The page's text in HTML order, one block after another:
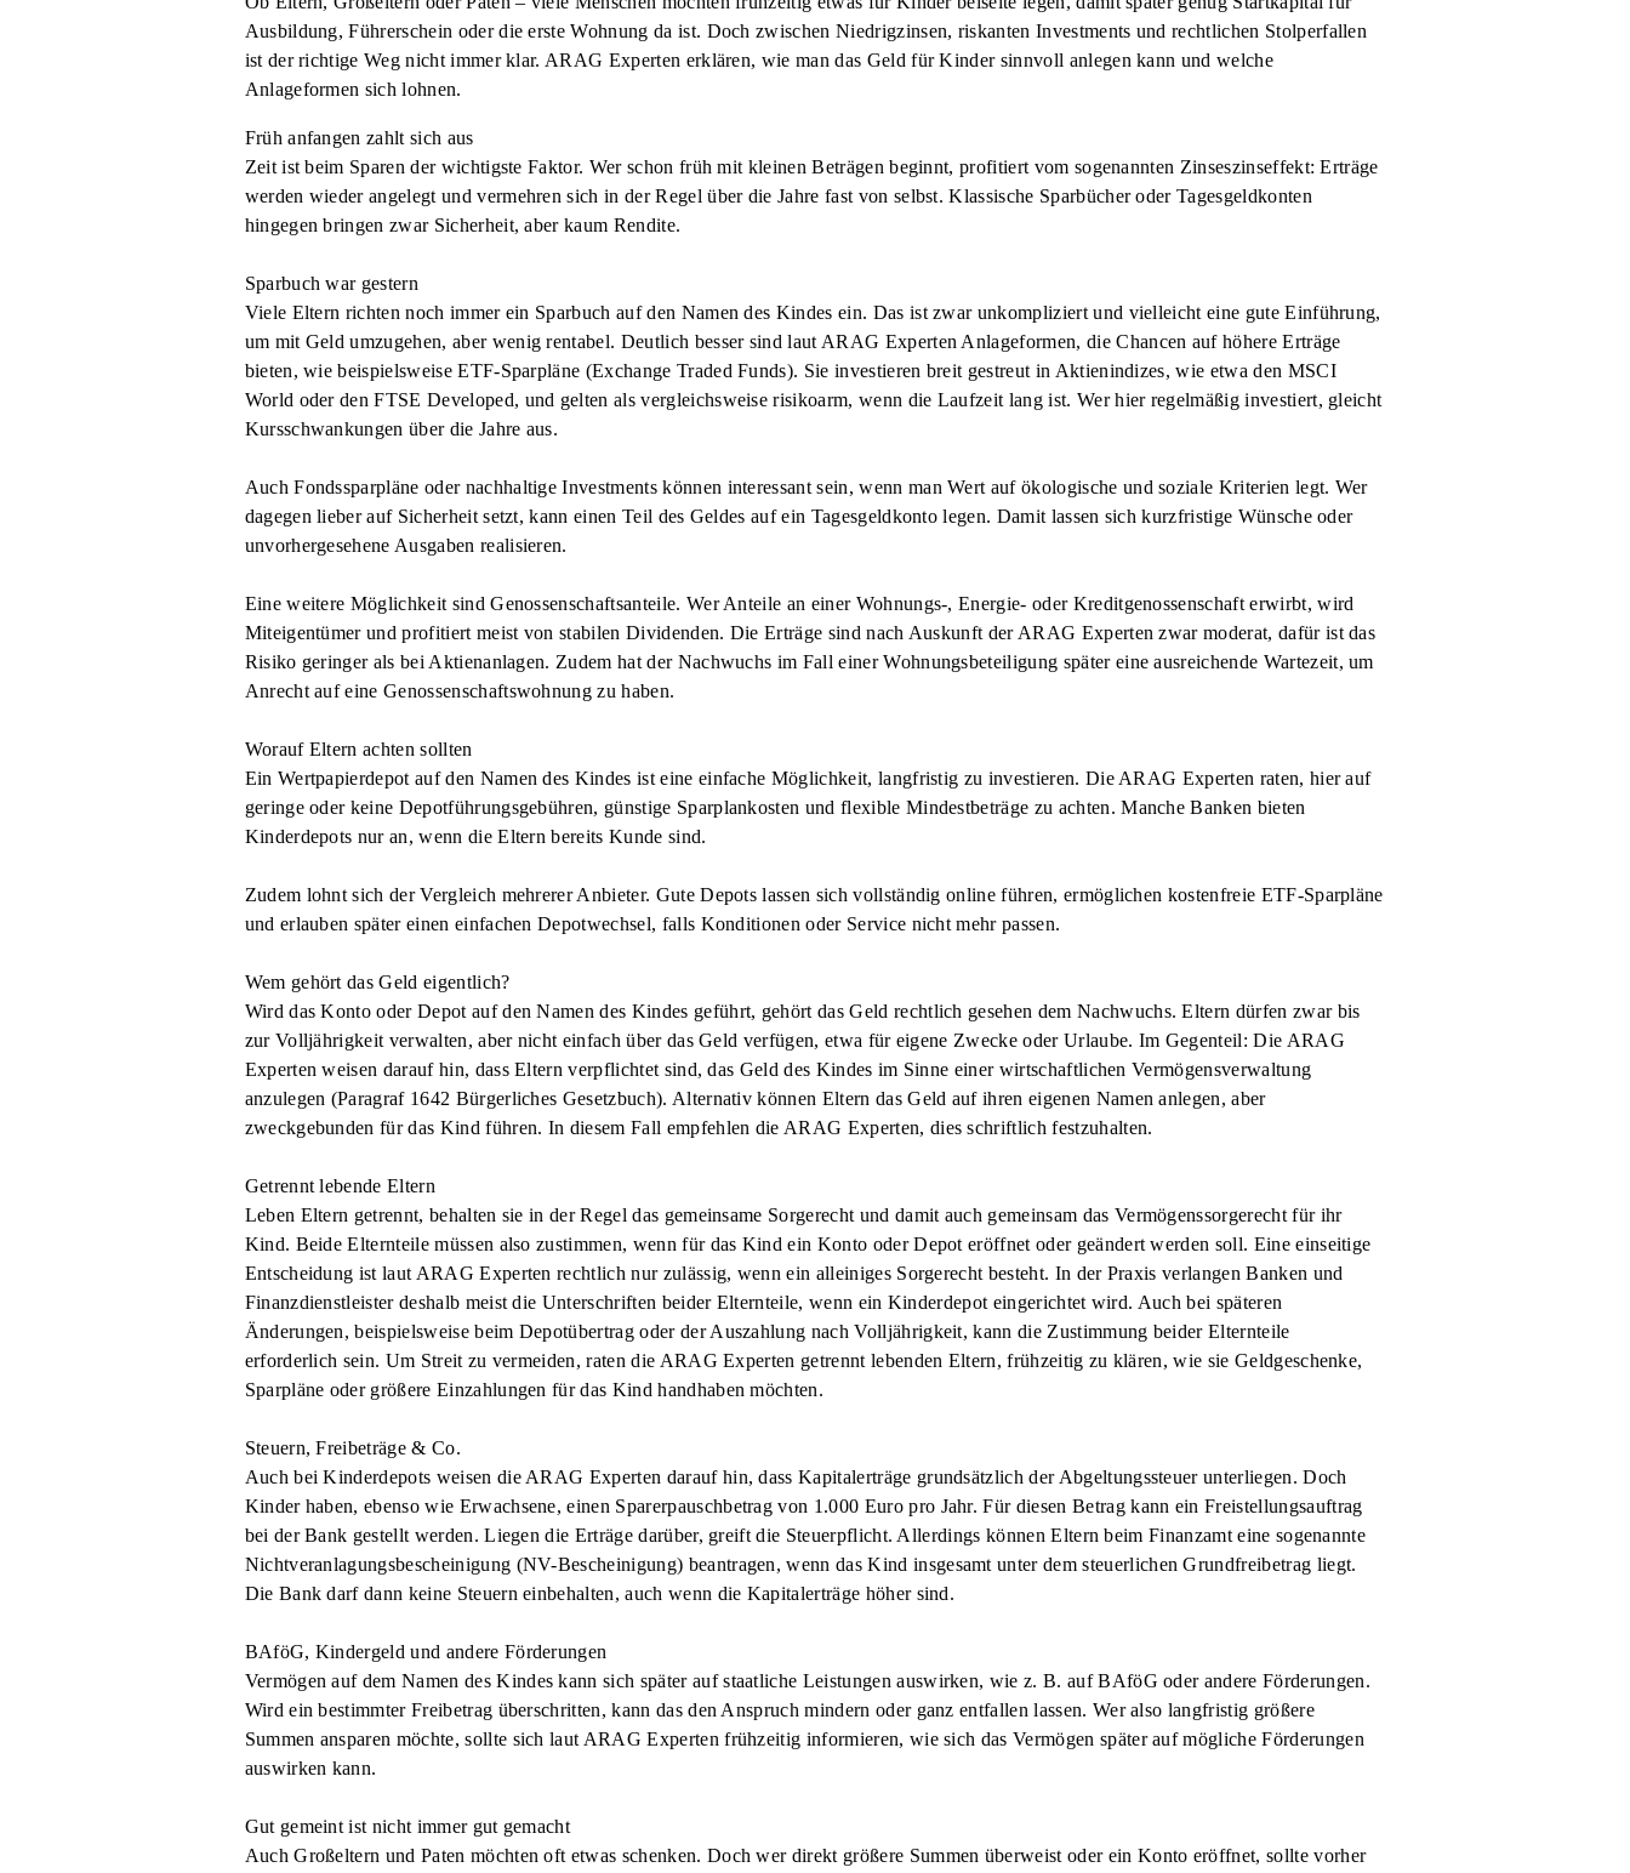
Ausbildung, Führerschein oder die erste Wohnung da ist. Doch zwischen Niedrigzinsen, riskanten Investments und rechtlichen Stolperfallen
ist der richtige Weg nicht immer klar. ARAG Experten erklären, wie man das Geld für Kinder sinnvoll anlegen kann und welche
Anlageformen sich lohnen.
Früh anfangen zahlt sich aus
Zeit ist beim Sparen der wichtigste Faktor. Wer schon früh mit kleinen Beträgen beginnt, profitiert vom sogenannten Zinseszinseffekt: Erträge
werden wieder angelegt und vermehren sich in der Regel über die Jahre fast von selbst. Klassische Sparbücher oder Tagesgeldkonten
hingegen bringen zwar Sicherheit, aber kaum Rendite.
Sparbuch war gestern
Viele Eltern richten noch immer ein Sparbuch auf den Namen des Kindes ein. Das ist zwar unkompliziert und vielleicht eine gute Einführung,
um mit Geld umzugehen, aber wenig rentabel. Deutlich besser sind laut ARAG Experten Anlageformen, die Chancen auf höhere Erträge
bieten, wie beispielsweise ETF-Sparpläne (Exchange Traded Funds). Sie investieren breit gestreut in Aktienindizes, wie etwa den MSCI
World oder den FTSE Developed, und gelten als vergleichsweise risikoarm, wenn die Laufzeit lang ist. Wer hier regelmäßig investiert, gleicht
Kursschwankungen über die Jahre aus.
Auch Fondssparpläne oder nachhaltige Investments können interessant sein, wenn man Wert auf ökologische und soziale Kriterien legt. Wer
dagegen lieber auf Sicherheit setzt, kann einen Teil des Geldes auf ein Tagesgeldkonto legen. Damit lassen sich kurzfristige Wünsche oder
unvorhergesehene Ausgaben realisieren.
Eine weitere Möglichkeit sind Genossenschaftsanteile. Wer Anteile an einer Wohnungs-, Energie- oder Kreditgenossenschaft erwirbt, wird
Miteigentümer und profitiert meist von stabilen Dividenden. Die Erträge sind nach Auskunft der ARAG Experten zwar moderat, dafür ist das
Risiko geringer als bei Aktienanlagen. Zudem hat der Nachwuchs im Fall einer Wohnungsbeteiligung später eine ausreichende Wartezeit, um
Anrecht auf eine Genossenschaftswohnung zu haben.
Worauf Eltern achten sollten
Ein Wertpapierdepot auf den Namen des Kindes ist eine einfache Möglichkeit, langfristig zu investieren. Die ARAG Experten raten, hier auf
geringe oder keine Depotführungsgebühren, günstige Sparplankosten und flexible Mindestbeträge zu achten. Manche Banken bieten
Kinderdepots nur an, wenn die Eltern bereits Kunde sind.
Zudem lohnt sich der Vergleich mehrerer Anbieter. Gute Depots lassen sich vollständig online führen, ermöglichen kostenfreie ETF-Sparpläne
und erlauben später einen einfachen Depotwechsel, falls Konditionen oder Service nicht mehr passen.
Wem gehört das Geld eigentlich?
Wird das Konto oder Depot auf den Namen des Kindes geführt, gehört das Geld rechtlich gesehen dem Nachwuchs. Eltern dürfen zwar bis
zur Volljährigkeit verwalten, aber nicht einfach über das Geld verfügen, etwa für eigene Zwecke oder Urlaube. Im Gegenteil: Die ARAG
Experten weisen darauf hin, dass Eltern verpflichtet sind, das Geld des Kindes im Sinne einer wirtschaftlichen Vermögensverwaltung
anzulegen (Paragraf 1642 Bürgerliches Gesetzbuch). Alternativ können Eltern das Geld auf ihren eigenen Namen anlegen, aber
zweckgebunden für das Kind führen. In diesem Fall empfehlen die ARAG Experten, dies schriftlich festzuhalten.
Getrennt lebende Eltern
Leben Eltern getrennt, behalten sie in der Regel das gemeinsame Sorgerecht und damit auch gemeinsam das Vermögenssorgerecht für ihr
Kind. Beide Elternteile müssen also zustimmen, wenn für das Kind ein Konto oder Depot eröffnet oder geändert werden soll. Eine einseitige
Entscheidung ist laut ARAG Experten rechtlich nur zulässig, wenn ein alleiniges Sorgerecht besteht. In der Praxis verlangen Banken und
Finanzdienstleister deshalb meist die Unterschriften beider Elternteile, wenn ein Kinderdepot eingerichtet wird. Auch bei späteren
Änderungen, beispielsweise beim Depotübertrag oder der Auszahlung nach Volljährigkeit, kann die Zustimmung beider Elternteile
erforderlich sein. Um Streit zu vermeiden, raten die ARAG Experten getrennt lebenden Eltern, frühzeitig zu klären, wie sie Geldgeschenke,
Sparpläne oder größere Einzahlungen für das Kind handhaben möchten.
Steuern, Freibeträge & Co.
Auch bei Kinderdepots weisen die ARAG Experten darauf hin, dass Kapitalerträge grundsätzlich der Abgeltungssteuer unterliegen. Doch
Kinder haben, ebenso wie Erwachsene, einen Sparerpauschbetrag von 1.000 Euro pro Jahr. Für diesen Betrag kann ein Freistellungsauftrag
bei der Bank gestellt werden. Liegen die Erträge darüber, greift die Steuerpflicht. Allerdings können Eltern beim Finanzamt eine sogenannte
Nichtveranlagungsbescheinigung (NV-Bescheinigung) beantragen, wenn das Kind insgesamt unter dem steuerlichen Grundfreibetrag liegt.
Die Bank darf dann keine Steuern einbehalten, auch wenn die Kapitalerträge höher sind.
BAföG, Kindergeld und andere Förderungen
Vermögen auf dem Namen des Kindes kann sich später auf staatliche Leistungen auswirken, wie z. B. auf BAföG oder andere Förderungen.
Wird ein bestimmter Freibetrag überschritten, kann das den Anspruch mindern oder ganz entfallen lassen. Wer also langfristig größere
Summen ansparen möchte, sollte sich laut ARAG Experten frühzeitig informieren, wie sich das Vermögen später auf mögliche Förderungen
auswirken kann.
Gut gemeint ist nicht immer gut gemacht
Auch Großeltern und Paten möchten oft etwas schenken. Doch wer direkt größere Summen überweist oder ein Konto eröffnet, sollte vorher